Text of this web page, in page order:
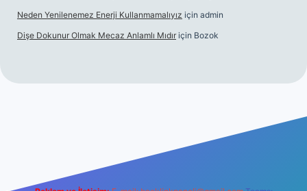
Neden Yenilenemez Enerji Kullanmamalıyız için admin
Dişe Dokunur Olmak Mecaz Anlamlı Mıdır için Bozok